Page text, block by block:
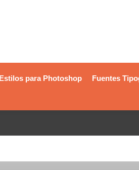
Estilos para Photoshop Fuentes